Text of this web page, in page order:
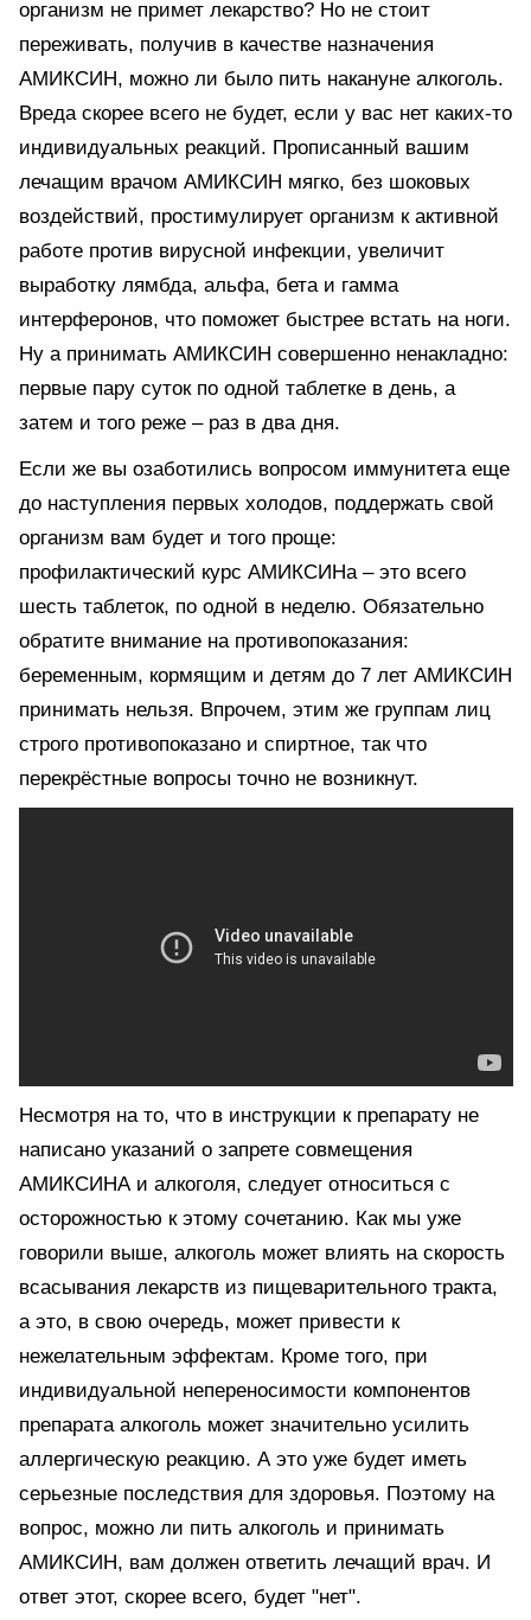
организм не примет лекарство? Но не стоит
переживать, получив в качестве назначения
АМИКСИН, можно ли было пить накануне алкоголь.
Вреда скорее всего не будет, если у вас нет каких-то
индивидуальных реакций. Прописанный вашим
лечащим врачом АМИКСИН мягко, без шоковых
воздействий, простимулирует организм к активной
работе против вирусной инфекции, увеличит
выработку лямбда, альфа, бета и гамма
интерферонов, что поможет быстрее встать на ноги.
Ну а принимать АМИКСИН совершенно ненакладно:
первые пару суток по одной таблетке в день, а
затем и того реже – раз в два дня.
Если же вы озаботились вопросом иммунитета еще
до наступления первых холодов, поддержать свой
организм вам будет и того проще:
профилактический курс АМИКСИНа – это всего
шесть таблеток, по одной в неделю. Обязательно
обратите внимание на противопоказания:
беременным, кормящим и детям до 7 лет АМИКСИН
принимать нельзя. Впрочем, этим же группам лиц
строго противопоказано и спиртное, так что
перекрёстные вопросы точно не возникнут.
Несмотря на то, что в инструкции к препарату не
написано указаний о запрете совмещения
АМИКСИНА и алкоголя, следует относиться с
осторожностью к этому сочетанию. Как мы уже
говорили выше, алкоголь может влиять на скорость
всасывания лекарств из пищеварительного тракта,
а это, в свою очередь, может привести к
нежелательным эффектам. Кроме того, при
индивидуальной непереносимости компонентов
препарата алкоголь может значительно усилить
аллергическую реакцию. А это уже будет иметь
серьезные последствия для здоровья. Поэтому на
вопрос, можно ли пить алкоголь и принимать
АМИКСИН, вам должен ответить лечащий врач. И
ответ этот, скорее всего, будет "нет".